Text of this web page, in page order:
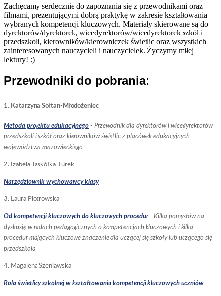
Zachęcamy serdecznie do zapoznania się z przewodnikami oraz
filmami, prezentującymi dobrą praktykę w zakresie kształtowania
wybranych kompetencji kluczowych. Materiały skierowane są do
dyrektorów/dyrektorek, wicedyrektorów/wicedyrektorek szkół i
przedszkoli, kierowników/kierowniczek świetlic oraz wszystkich
zainteresowanych nauczycieli i nauczycielek. Życzymy miłej
lektury! :)
Przewodniki do pobrania:
1. Katarzyna Sołtan-Młodożeniec
Metoda projektu edukacyjnego - Przewodnik dla dyrektorów i wicedyrektorów
przedszkoli i szkół oraz kierowników świetlic z placówek edukacyjnych
województwa mazowieckiego
​2. Izabela Jaskółka-Turek
Narzędziownik wychowawcy klasy
3. Laura Piotrowska
Od kompetencji kluczowych do kluczowych procedur - Kilka pomysłów na
dyskusję w radach pedagogicznych o kompetencjach kluczowych i kilka
procedur mających kluczowe znaczenie dla uczącej się szkoły lub uczącego się
przedszkola
4. Magalena Szeniawska
Rola świetlicy szkolnej w kształtowaniu kompetencji kluczowych uczniów